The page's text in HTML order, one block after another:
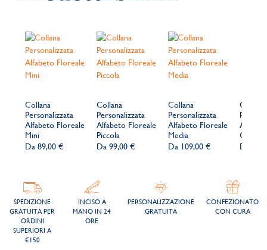
Collana
Personalizzata
Alfabeto Floreale
Mini
Da 89,00 €
Collana
Personalizzata
Alfabeto Floreale
Piccola
Da 99,00 €
Collana
Personalizzata
Alfabeto Floreale
Media
Da 109,00 €
Collana
Grande
Da
SPEDIZIONE
GRATUITA PER
ORDINI
SUPERIORI A
€150
INCISO A
MANO IN 24
ORE
PERSONALIZZAZIONE
GRATUITA
CONFEZIONATO
CON CURA